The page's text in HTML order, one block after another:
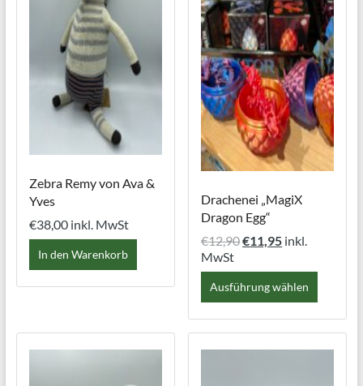
Zebra Remy von Ava &
Yves
€38,00 inkl. MwSt
In den Warenkorb
Drachenei „MagiX
Dragon Egg“
€12,90Ursprünglicher
war:
€12,90
€11,95Aktueller
ist:
€11,95.
inkl.
MwSt
Ausführung wählen